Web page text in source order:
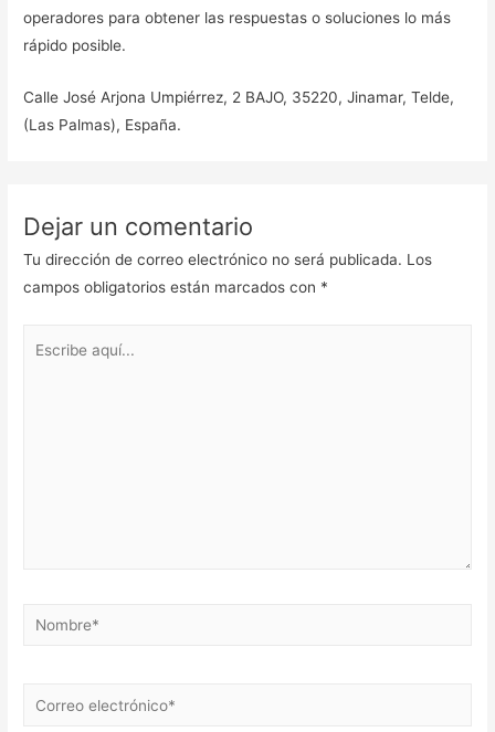
operadores para obtener las respuestas o soluciones lo más
rápido posible.
Calle José Arjona Umpiérrez, 2 BAJO, 35220, Jinamar, Telde,
(Las Palmas), España.
Dejar un comentario
Tu dirección de correo electrónico no será publicada. Los
campos obligatorios están marcados con *
Nombre*
Correo